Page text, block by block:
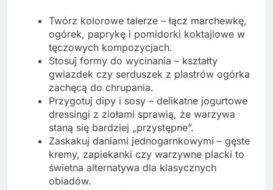
Twórz kolorowe talerze – łącz marchewkę,
ogórek, paprykę i pomidorki koktajlowe w
tęczowych kompozycjach.
Stosuj formy do wycinania – kształty
gwiazdek czy serduszek z plastrów ogórka
zachęcą do chrupania.
Przygotuj dipy i sosy – delikatne jogurtowe
dressingi z ziołami sprawią, że warzywa
staną się bardziej „przystępne”.
Zaskakuj daniami jednogarnkowymi – gęste
kremy, zapiekanki czy warzywne placki to
świetna alternatywa dla klasycznych
obiadów.